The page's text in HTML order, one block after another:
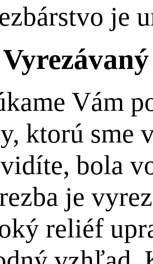
je
Vám
ktorú sme
bola
je
reliéf